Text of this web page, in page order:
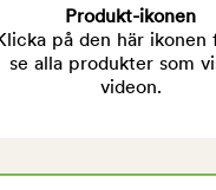
Produkt-ikonen
på den här ikonen
se alla produkter som
videon.